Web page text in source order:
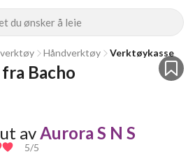
du ønsker å leie
Håndverktøy Verktøykasse
Bacho
av Aurora S N S
5/5